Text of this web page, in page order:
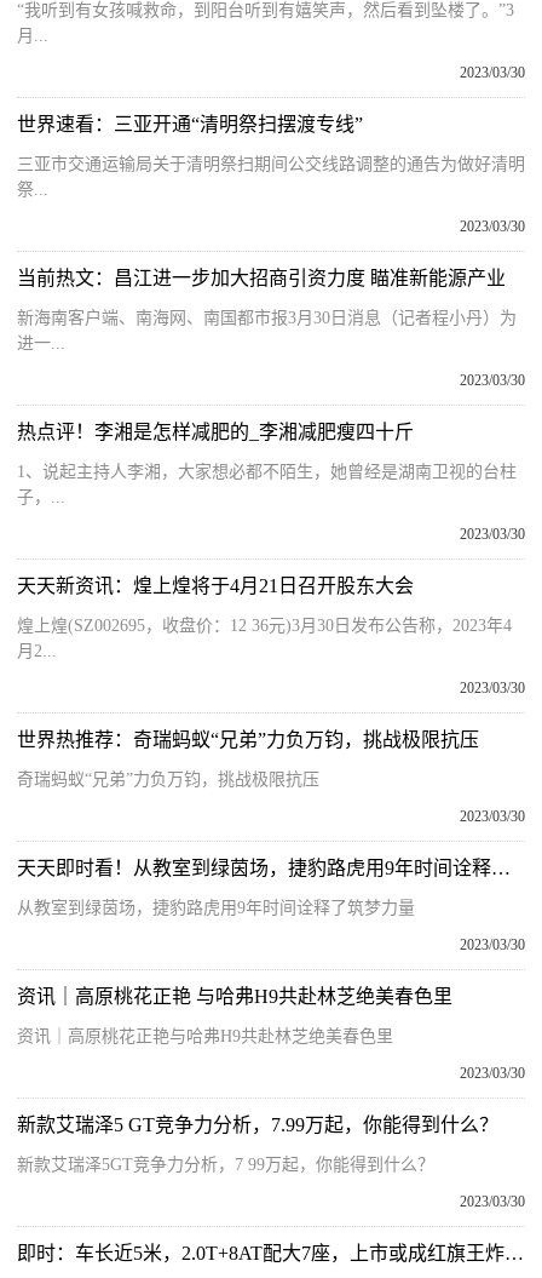
“我听到有女孩喊救命，到阳台听到有嬉笑声，然后看到坠楼了。”3
月...
2023/03/30
世界速看：三亚开通“清明祭扫摆渡专线”
三亚市交通运输局关于清明祭扫期间公交线路调整的通告为做好清明
祭...
2023/03/30
当前热文：昌江进一步加大招商引资力度 瞄准新能源产业
新海南客户端、南海网、南国都市报3月30日消息（记者程小丹）为
进一...
2023/03/30
热点评！李湘是怎样减肥的_李湘减肥瘦四十斤
1、说起主持人李湘，大家想必都不陌生，她曾经是湖南卫视的台柱
子，...
2023/03/30
天天新资讯：煌上煌将于4月21日召开股东大会
煌上煌(SZ002695，收盘价：12 36元)3月30日发布公告称，2023年4
月2...
2023/03/30
世界热推荐：奇瑞蚂蚁“兄弟”力负万钧，挑战极限抗压
奇瑞蚂蚁“兄弟”力负万钧，挑战极限抗压
2023/03/30
天天即时看！从教室到绿茵场，捷豹路虎用9年时间诠释了筑梦力量
从教室到绿茵场，捷豹路虎用9年时间诠释了筑梦力量
2023/03/30
资讯｜高原桃花正艳 与哈弗H9共赴林芝绝美春色里
资讯｜高原桃花正艳与哈弗H9共赴林芝绝美春色里
2023/03/30
新款艾瑞泽5 GT竞争力分析，7.99万起，你能得到什么？
新款艾瑞泽5GT竞争力分析，7 99万起，你能得到什么？
2023/03/30
即时：车长近5米，2.0T+8AT配大7座，上市或成红旗王炸车型